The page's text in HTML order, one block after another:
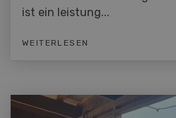
ist ein leistung...
WEITERLESEN